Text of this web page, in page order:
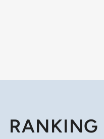
RANKING